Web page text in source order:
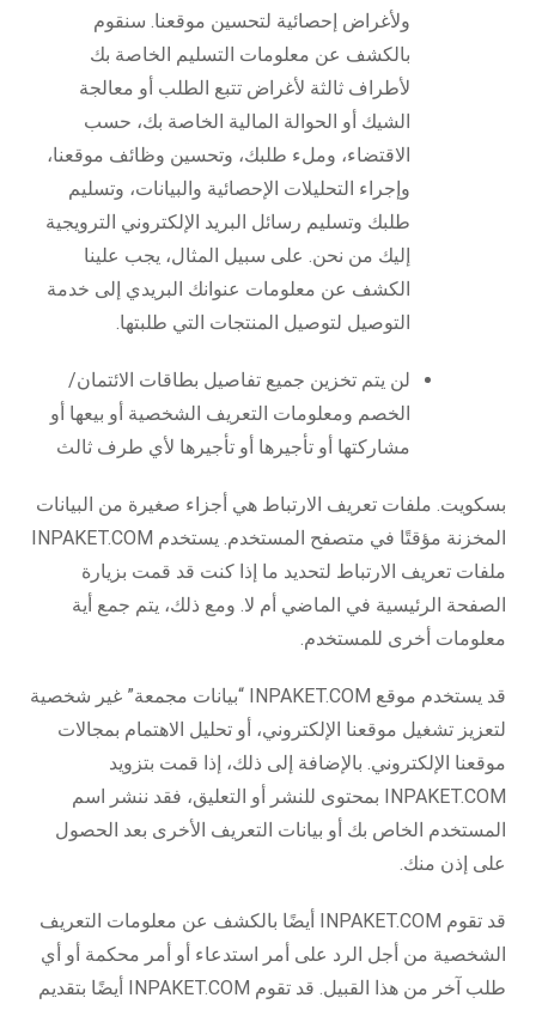
ولأغراض إحصائية لتحسين موقعنا. سنقوم
بالكشف عن معلومات التسليم الخاصة بك
لأطراف ثالثة لأغراض تتبع الطلب أو معالجة
الشيك أو الحوالة المالية الخاصة بك، حسب
الاقتضاء، وملء طلبك، وتحسين وظائف موقعنا،
وإجراء التحليلات الإحصائية والبيانات، وتسليم
طلبك وتسليم رسائل البريد الإلكتروني الترويجية
إليك من نحن. على سبيل المثال، يجب علينا
الكشف عن معلومات عنوانك البريدي إلى خدمة
التوصيل لتوصيل المنتجات التي طلبتها.
لن يتم تخزين جميع تفاصيل بطاقات الائتمان/
الخصم ومعلومات التعريف الشخصية أو بيعها أو
مشاركتها أو تأجيرها أو تأجيرها لأي طرف ثالث
بسكويت. ملفات تعريف الارتباط هي أجزاء صغيرة من البيانات
المخزنة مؤقتًا في متصفح المستخدم. يستخدم INPAKET.COM
ملفات تعريف الارتباط لتحديد ما إذا كنت قد قمت بزيارة
الصفحة الرئيسية في الماضي أم لا. ومع ذلك، يتم جمع أية
معلومات أخرى للمستخدم.
قد يستخدم موقع INPAKET.COM “بيانات مجمعة” غير شخصية
لتعزيز تشغيل موقعنا الإلكتروني، أو تحليل الاهتمام بمجالات
موقعنا الإلكتروني. بالإضافة إلى ذلك، إذا قمت بتزويد
INPAKET.COM بمحتوى للنشر أو التعليق، فقد ننشر اسم
المستخدم الخاص بك أو بيانات التعريف الأخرى بعد الحصول
على إذن منك.
قد تقوم INPAKET.COM أيضًا بالكشف عن معلومات التعريف
الشخصية من أجل الرد على أمر استدعاء أو أمر محكمة أو أي
طلب آخر من هذا القبيل. قد تقوم INPAKET.COM أيضًا بتقديم